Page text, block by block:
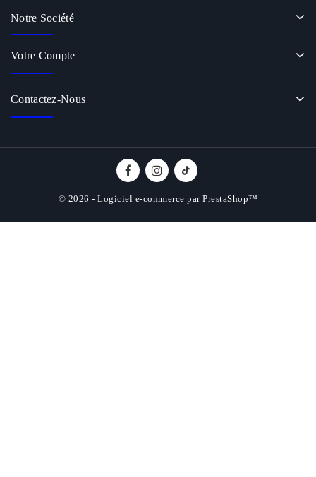
Notre Société
Votre Compte
Contactez-Nous
© 2026 - Logiciel e-commerce par PrestaShop™